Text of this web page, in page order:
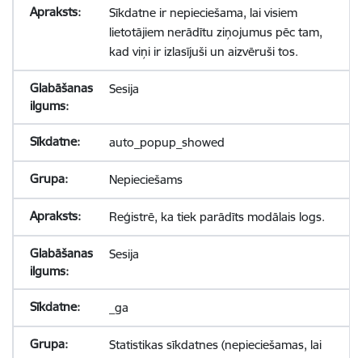
Sīkdatne ir nepieciešama, lai visiem
lietotājiem nerādītu ziņojumus pēc tam,
kad viņi ir izlasījuši un aizvēruši tos.
Sesija
auto_popup_showed
Nepieciešams
Reģistrē, ka tiek parādīts modālais logs.
Sesija
_ga
Statistikas sīkdatnes (nepieciešamas, lai